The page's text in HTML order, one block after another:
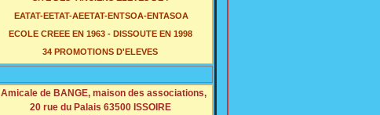
EATAT-EETAT-AEETAT-ENTSOA-ENTASOA
ECOLE CREEE EN 1963 - DISSOUTE EN 1998
34 PROMOTIONS D'ELEVES
Amicale de BANGE, maison des associations,
20 rue du Palais 63500 ISSOIRE